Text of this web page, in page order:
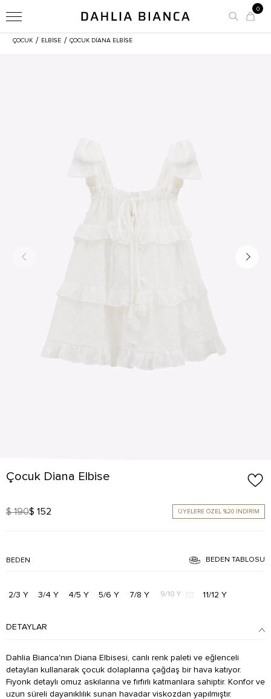
0
ÇOCUK / ELBİSE / ÇOCUK DIANA ELBISE
Çocuk Diana Elbise
$ 190$ 152 ÜYELERE ÖZEL %20 İNDİRİM
BEDEN BEDEN TABLOSU
2/3 Y 3/4 Y 4/5 Y 5/6 Y 7/8 Y 9/10 Y 11/12 Y
DETAYLAR
Dahlia Bianca'nın Diana Elbisesi, canlı renk paleti ve eğlenceli
detayları kullanarak çocuk dolaplarına çağdaş bir hava katıyor.
Fiyonk detaylı omuz askılarına ve fırfırlı katmanlara sahiptir. Konfor ve
uzun süreli dayanıklılık sunan havadar viskozdan yapılmıştır.